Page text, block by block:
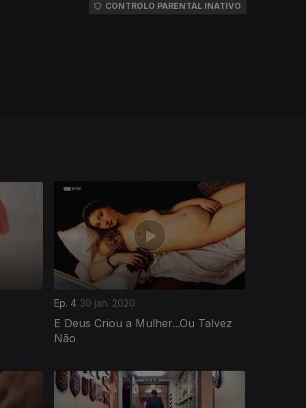
CONTROLO PARENTAL INATIVO
Ep. 4 30 jan. 2020
E Deus Criou a Mulher...Ou Talvez
Não